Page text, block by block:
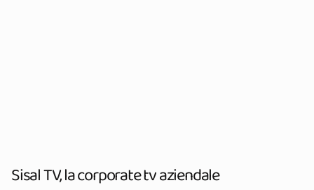
Sisal TV, la corporate tv aziendale